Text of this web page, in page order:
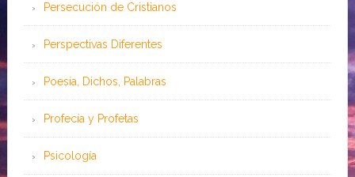
Persecución de Cristianos
Perspectivas Diferentes
Poesía, Dichos, Palabras
Profecía y Profetas
Psicología